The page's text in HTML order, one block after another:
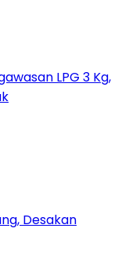
LPG 3 Kg,
Desakan